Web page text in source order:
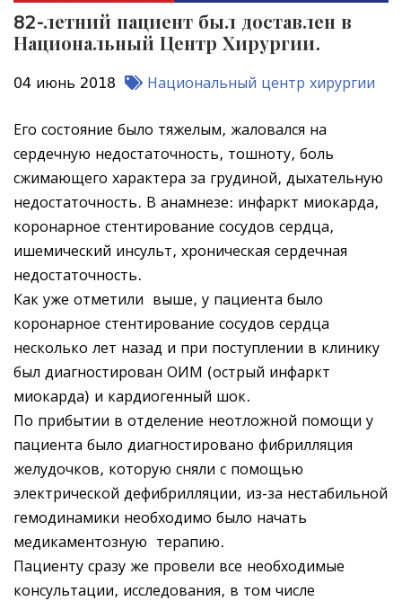
82-летний пациент был доставлен в
Национальный Центр Хирургии.
04 июнь 2018 Национальный центр хирургии
Его состояние было тяжелым, жаловался на
сердечную недостаточность, тошноту, боль
сжимающего характера за грудиной, дыхательную
недостаточность. В анамнезе: инфаркт миокарда,
коронарное стентирование сосудов сердца,
ишемический инсульт, хроническая сердечная
недостаточность.
Как уже отметили выше, у пациента было
коронарное стентирование сосудов сердца
несколько лет назад и при поступлении в клинику
был диагностирован ОИМ (острый инфаркт
миокарда) и кардиогенный шок.
По прибытии в отделение неотложной помощи у
пациента было диагностировано фибрилляция
желудочков, которую сняли с помощью
электрической дефибрилляции, из-за нестабильной
гемодинамики необходимо было начать
медикаментозную терапию.
Пациенту сразу же провели все необходимые
консультации, исследования, в том числе